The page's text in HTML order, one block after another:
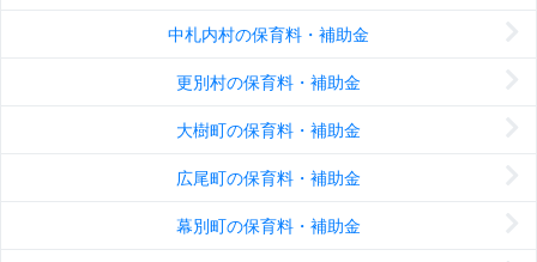
中札内村の保育料・補助金
更別村の保育料・補助金
大樹町の保育料・補助金
広尾町の保育料・補助金
幕別町の保育料・補助金